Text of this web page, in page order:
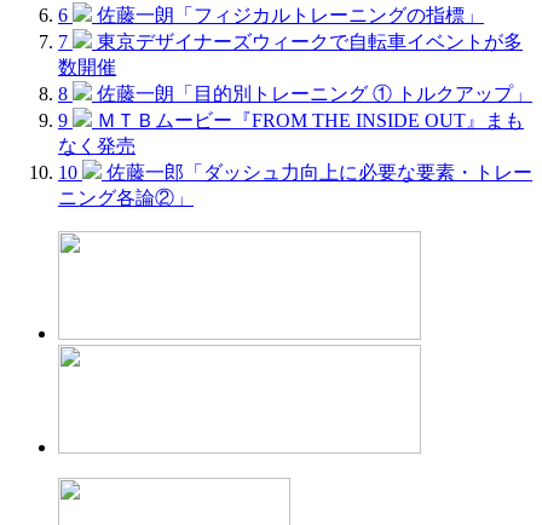
6
佐藤一朗「フィジカルトレーニングの指標」
7
東京デザイナーズウィークで自転車イベントが多
数開催
8
佐藤一朗「目的別トレーニング ① トルクアップ」
9
ＭＴＢムービー『FROM THE INSIDE OUT』まも
なく発売
10
佐藤一郎「ダッシュ力向上に必要な要素・トレー
ニング各論②」